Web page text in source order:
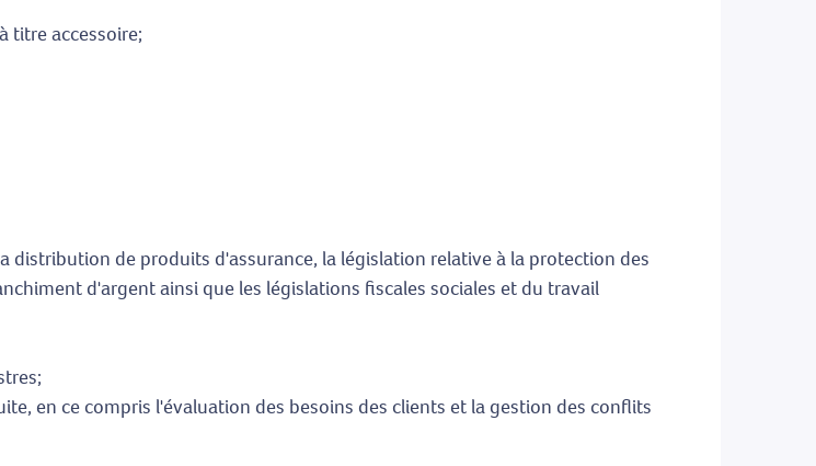
titre accessoire;
distribution de produits d'assurance, la législation relative à la protection des
d'argent ainsi que les législations fiscales sociales et du travail
en ce compris l'évaluation des besoins des clients et la gestion des conflits